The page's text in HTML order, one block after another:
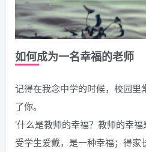
如何成为一名幸福的老师
记得在我念中学的时候，校园里
了你。
’什么是教师的幸福？教师的幸福
受学生爱戴，是一种幸福；得家